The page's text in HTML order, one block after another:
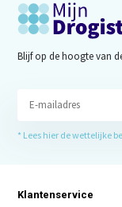
Blijf op de hoogte van
* Lees hier de wettelijke
Klantenservice